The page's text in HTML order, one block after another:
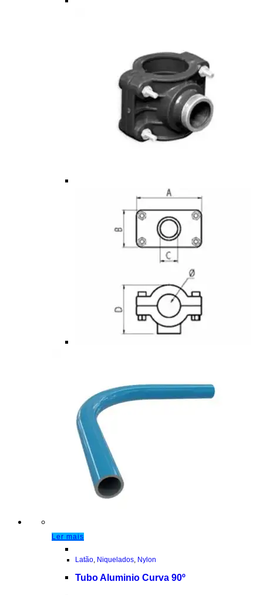
Ler mais
Latão Niquelados Nylon
Tubo Aluminio Curva 90º